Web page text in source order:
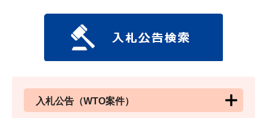
入札公告（WTO案件）